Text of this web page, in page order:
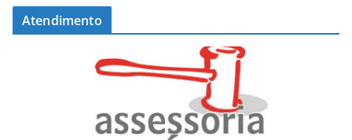
Atendimento